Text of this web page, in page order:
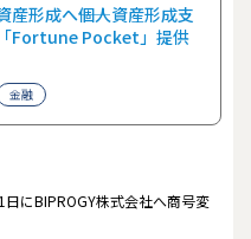
産形成へ――個人資産形成支
Fortune Pocket」提供
金融
にBIPROGY株式会社へ商号変